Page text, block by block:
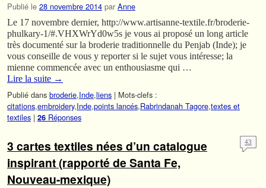
Publié le 28 novembre 2014 par Anne
Le 17 novembre dernier, http://www.artisanne-textile.fr/broderie-
phulkary-1/#.VHXWrYd0w5s je vous ai proposé un long article
très documenté sur la broderie traditionnelle du Penjab (Inde); je
vous conseille de vous y reporter si le sujet vous intéresse; la
mienne commencée avec un enthousiasme qui …
Lire la suite →
Publié dans broderie,Inde,liens | Mots-clefs :
citations,embroidery,Inde,points lancés,Rabrindanah Tagore,textes et
textiles | 26 Réponses
3 cartes textiles nées d’un catalogue
inspirant (rapporté de Santa Fe,
Nouveau-mexique)
43